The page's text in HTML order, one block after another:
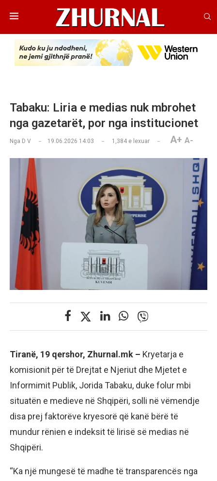
Tabaku: Liria e medias nuk mbrohet
nga gazetarët, por nga institucionet
Nga D V 19.06.2026 14:03 1,384 e lexuar A+ A-
Tiranë, 19 qershor, Zhurnal.mk – Kryetarja e
komisionit për të Drejtat e Njeriut dhe Mjetet e
Informimit Publik, Jorida Tabaku, duke folur mbi
situatën e medieve në Shqipëri, solli në vëmendje
disa prej faktorëve kryesorë që kanë bërë të
mundur rënien e indeksit të lirisë së medias në
Shqipëri.
“Ka një mungesë të madhe të transparencës nga